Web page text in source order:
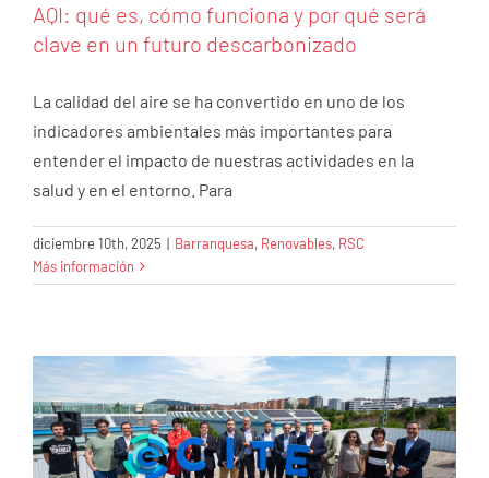
AQI: qué es, cómo funciona y por qué será
clave en un futuro descarbonizado
La calidad del aire se ha convertido en uno de los
indicadores ambientales más importantes para
entender el impacto de nuestras actividades en la
salud y en el entorno. Para
diciembre 10th, 2025 | Barranquesa, Renovables, RSC
Más información
Barranquesa, MEGApartner en CITE 2025